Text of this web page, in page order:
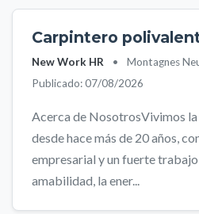
Carpintero
New Work HR •
Montagnes
Publicado: 07/08/2026
Acerca de NosotrosVivimos
desde hace más de 20 años,
empresarial y un fuerte trabajo
amabilidad, la ener...